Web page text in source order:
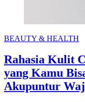
Categories
BEAUTY & HEALTH
Rahasia Kulit
yang Kamu
Akupuntur